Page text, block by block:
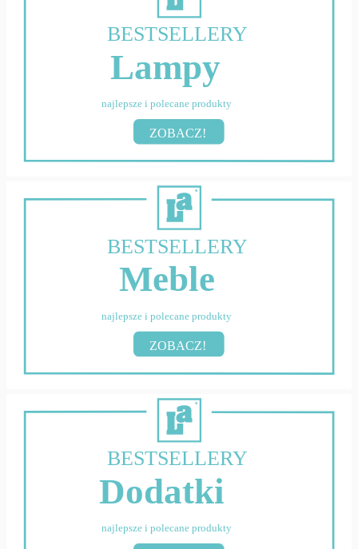
BESTSELLERY
Lampy
najlepsze i polecane produkty
ZOBACZ!
BESTSELLERY
Meble
najlepsze i polecane produkty
ZOBACZ!
BESTSELLERY
Dodatki
najlepsze i polecane produkty